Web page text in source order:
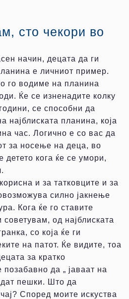
сто чекори во
начин, децата да ги
е личниот пример.
го водиме на планина
Ќе се изненадите колку
се способни да
најблиската планина, која
час. Логично е со вас да
за носење на деца, во
детето кога ќе се умори,
и за татковците и за
силно јакнење
Кога ќе го ставите
од најблиската
со која ќе ги
на патот. Ќе видите, тоа
за кратко
да „ јаваат на
пешки. Што да
Според моите искуства